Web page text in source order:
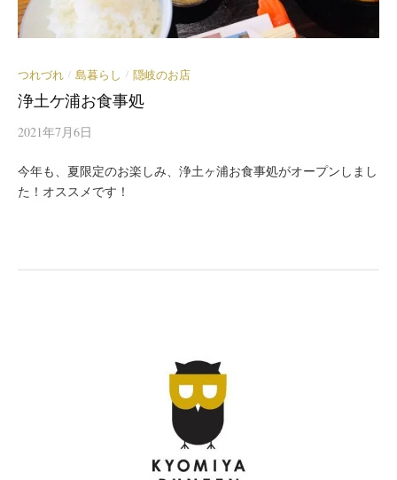
つれづれ / 島暮らし / 隠岐のお店
浄土ケ浦お食事処
2021年7月6日
今年も、夏限定のお楽しみ、浄土ヶ浦お食事処がオープンしまし
た！オススメです！